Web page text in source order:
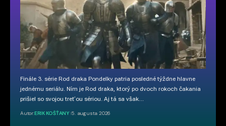
Finále 3. série Rod draka Pondelky patria posledné týždne hlavne
jednému seriálu. Ním je Rod draka, ktorý po dvoch rokoch čakania
prišiel so svojou treťou sériou. Aj tá sa však…
Autor:ERIK KOŠŤANY 5. augusta 2026